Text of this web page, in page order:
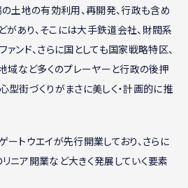
土地の有効利用、再開発、行政も含め
あり、そこには大手鉄道会社、財閥系
ンド、さらに国としても国家戦略特区、
域など多くのプレーヤーと行政の後押
型街づくりがまさに美しく・計画的に推
トウエイが先行開業しており、さらに
ニア開業など大きく発展していく要素